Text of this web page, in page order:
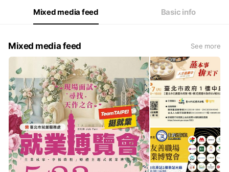
國定假日除外Mixed media feed Basic info
Mixed media feed See more